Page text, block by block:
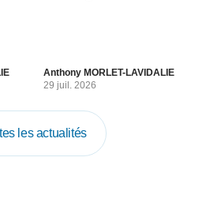
Anthony MORLET-LAVIDALIE
29 juil. 2026
les actualités